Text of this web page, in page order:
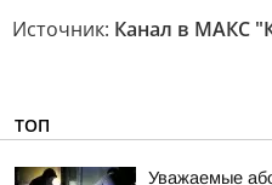
Источник: Канал в МАКС
ТОП
Уважаемые